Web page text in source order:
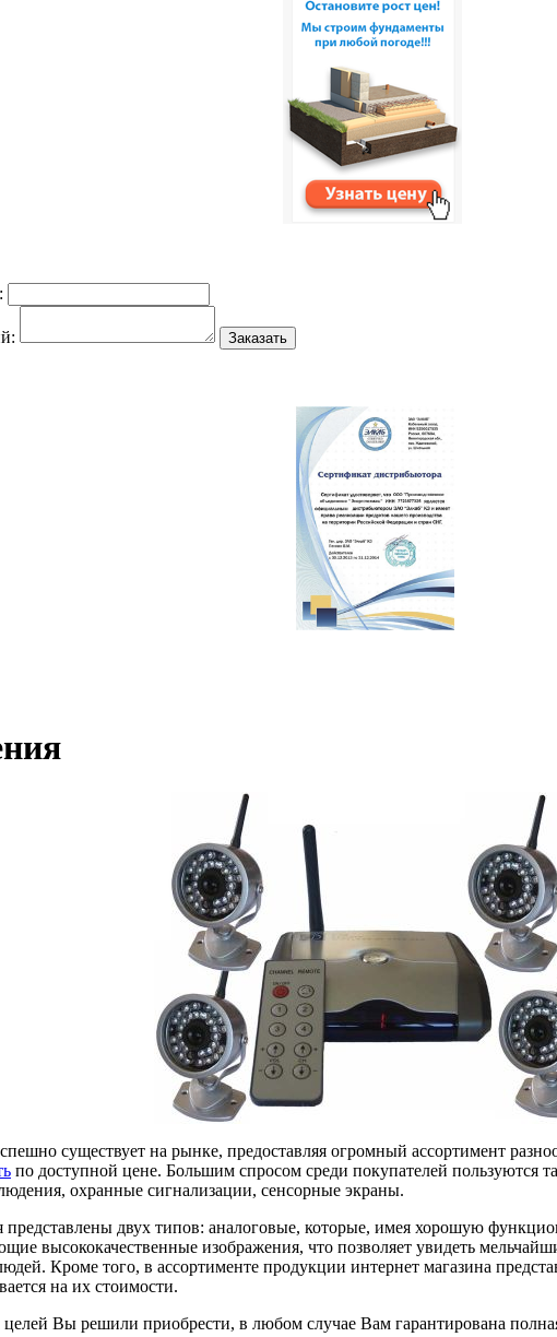
существует на рынке, предоставляя огромный ассортимент
по доступной цене. Большим спросом среди покупателей
охранные сигнализации, сенсорные экраны.
двух типов: аналоговые, которые, имея хорошую
высококачественные изображения, что позволяет увидеть
Кроме того, в ассортименте продукции интернет магазина
на их стоимости.
Вы решили приобрести, в любом случае Вам гарантирована